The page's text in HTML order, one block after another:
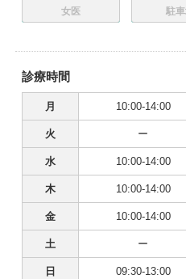
女医 駐
診療時間
月 10:00-14:00
火 ー
水 10:00-14:00
木 10:00-14:00
金 10:00-14:00
土 ー
日 09:30-13:00